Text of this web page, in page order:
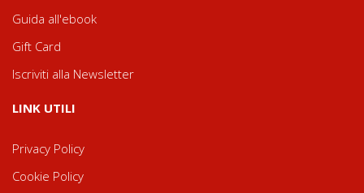
Guida all'ebook
Gift Card
Iscriviti alla Newsletter
LINK UTILI
Privacy Policy
Cookie Policy